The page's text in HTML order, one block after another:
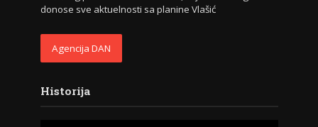
donose sve aktuelnosti sa planine Vlašić
Agencija DAN
Historija